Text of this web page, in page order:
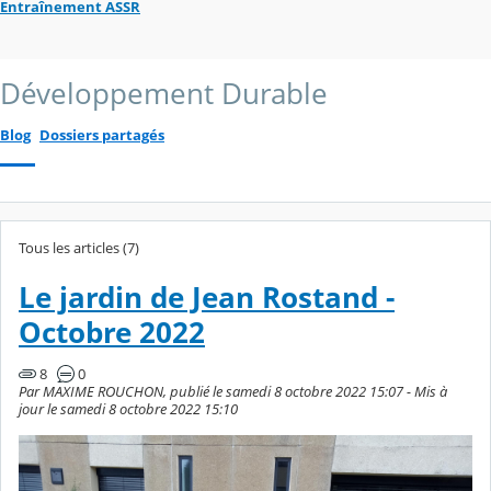
Entraînement ASSR
Développement Durable
Blog Dossiers partagés
Tous les articles (7)
Le jardin de Jean Rostand -
Octobre 2022
8
0
Par MAXIME ROUCHON, publié le samedi 8 octobre 2022 15:07 - Mis à
jour le samedi 8 octobre 2022 15:10